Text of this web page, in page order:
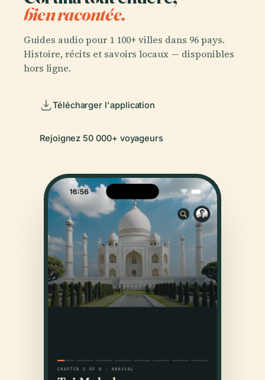
bien racontée.
Guides audio pour 1 100+ villes dans 96 pays.
Histoire, récits et savoirs locaux — disponibles
hors ligne.
Télécharger l'application
Rejoignez 50 000+ voyageurs